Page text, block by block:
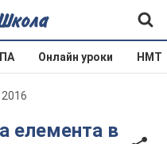
Онлайн уроки НМТ
елемента в